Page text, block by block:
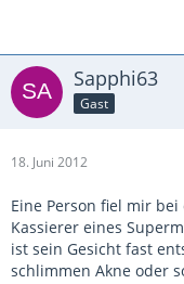
Sapphi63
Gast
18. Juni 2012
Eine Person fiel mir
Kassierer eines
ist sein Gesicht fast
schlimmen Akne oder